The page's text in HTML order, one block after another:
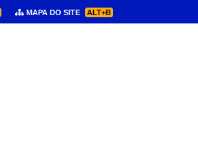
MAPA DO SITE ALT+B